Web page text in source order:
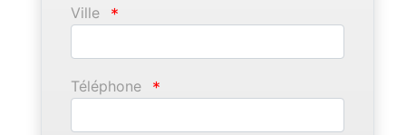
Ville *
Téléphone *